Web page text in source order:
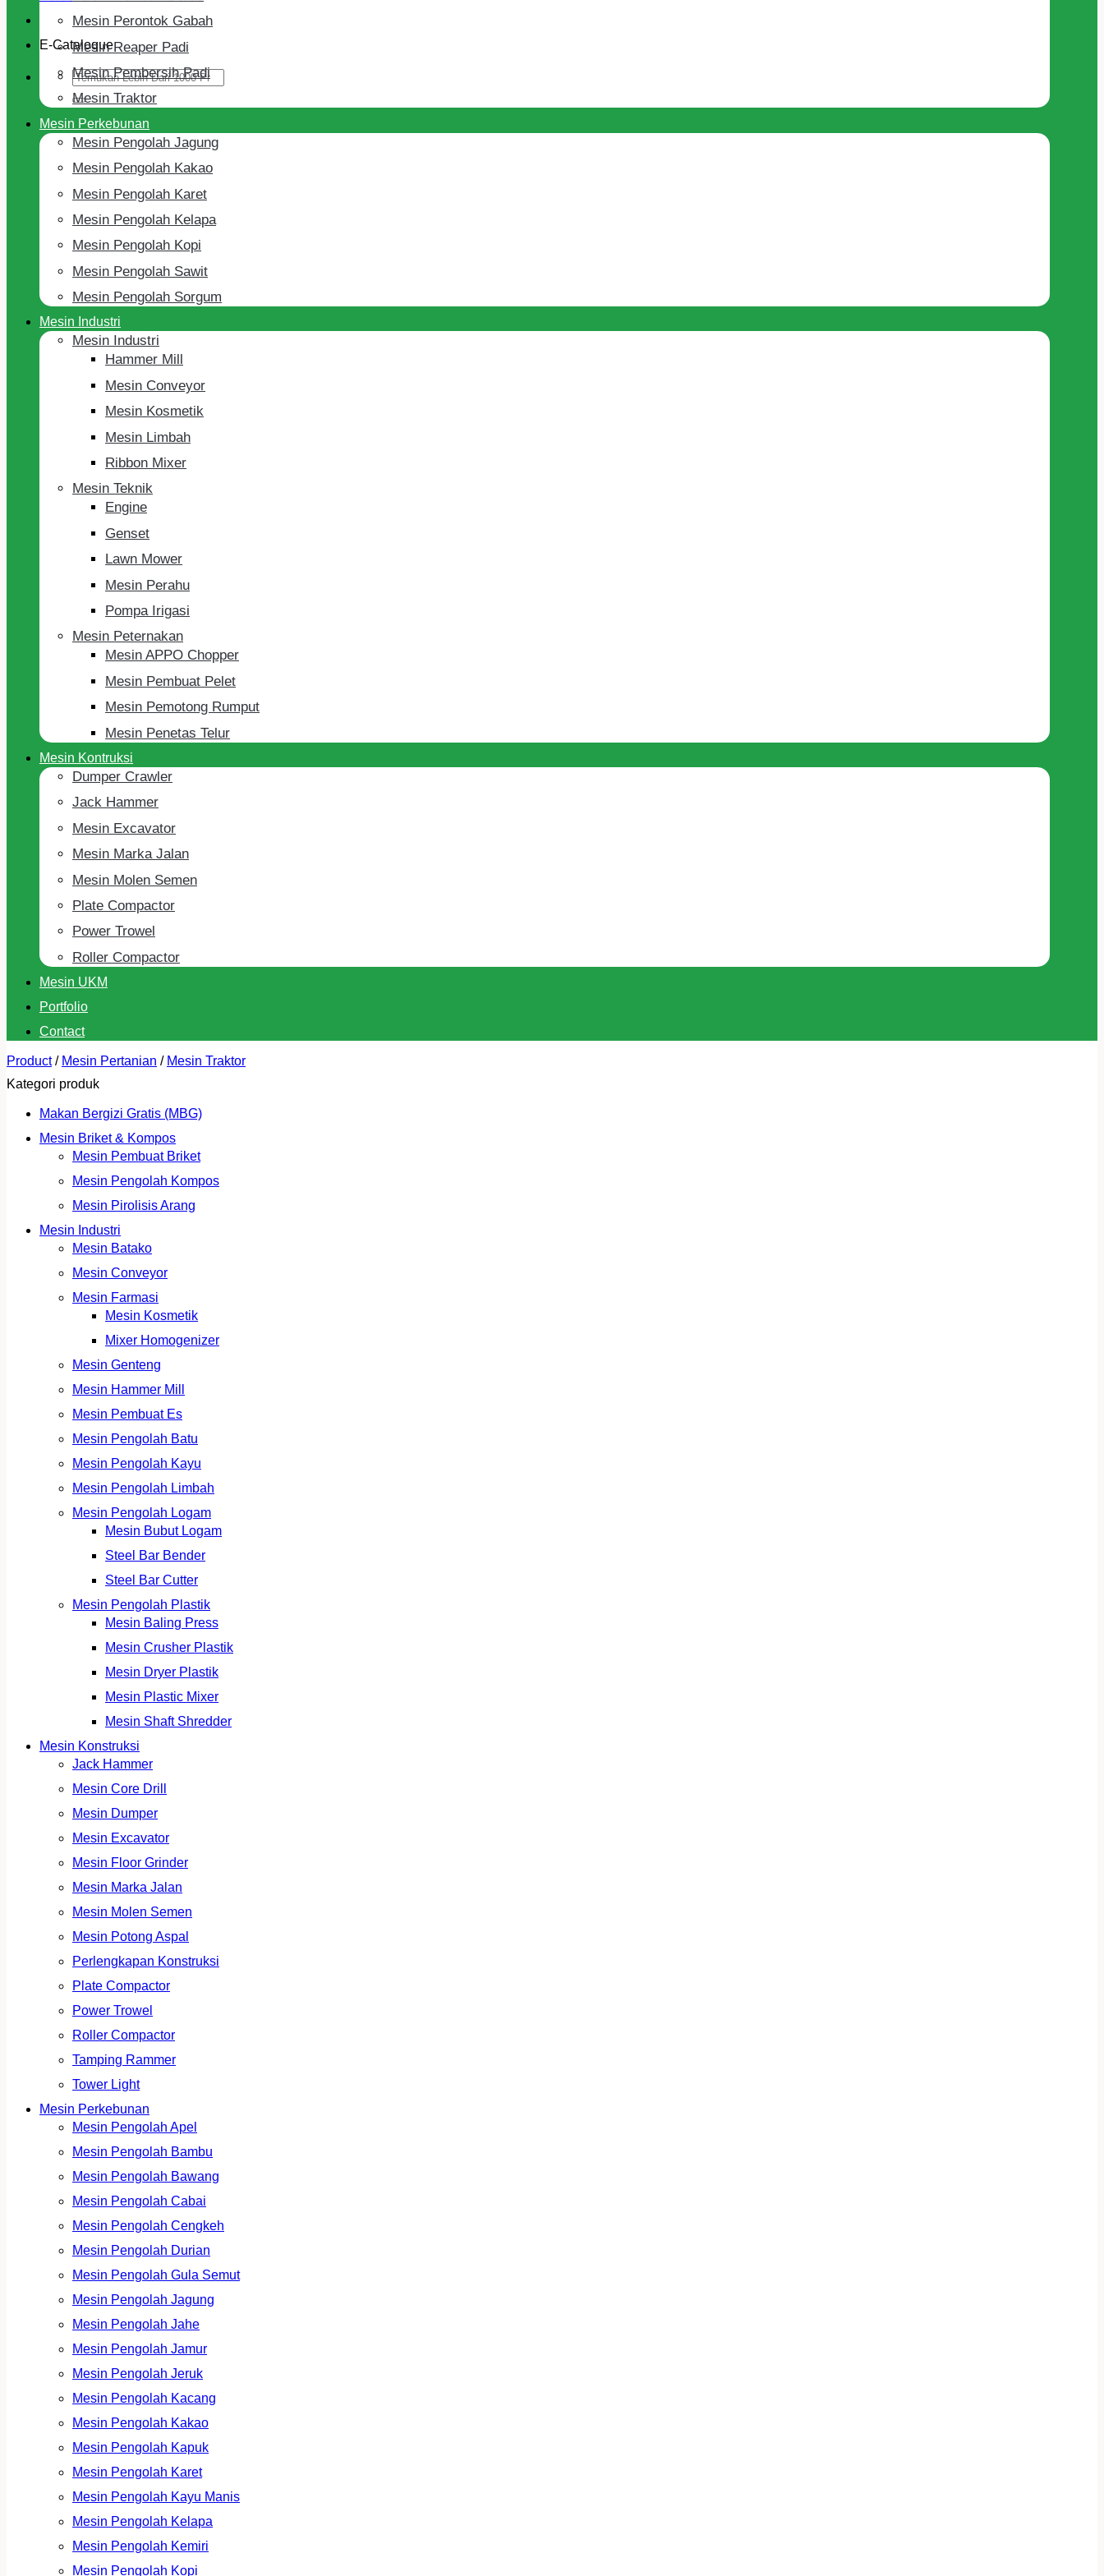
E-Cataloque
Search
for:
Mesin Perontok Gabah
Mesin Reaper Padi
Mesin Pembersih Padi
Mesin Traktor
Mesin Perkebunan
Mesin Pengolah Jagung
Mesin Pengolah Kakao
Mesin Pengolah Karet
Mesin Pengolah Kelapa
Mesin Pengolah Kopi
Mesin Pengolah Sawit
Mesin Pengolah Sorgum
Mesin Industri
Mesin Industri
Hammer Mill
Mesin Conveyor
Mesin Kosmetik
Mesin Limbah
Ribbon Mixer
Mesin Teknik
Engine
Genset
Lawn Mower
Mesin Perahu
Pompa Irigasi
Mesin Peternakan
Mesin APPO Chopper
Mesin Pembuat Pelet
Mesin Pemotong Rumput
Mesin Penetas Telur
Mesin Kontruksi
Dumper Crawler
Jack Hammer
Mesin Excavator
Mesin Marka Jalan
Mesin Molen Semen
Plate Compactor
Power Trowel
Roller Compactor
Mesin UKM
Portfolio
Contact
Product / Mesin Pertanian / Mesin Traktor
Kategori produk
Makan Bergizi Gratis (MBG)
Mesin Briket & Kompos
Mesin Pembuat Briket
Mesin Pengolah Kompos
Mesin Pirolisis Arang
Mesin Industri
Mesin Batako
Mesin Conveyor
Mesin Farmasi
Mesin Kosmetik
Mixer Homogenizer
Mesin Genteng
Mesin Hammer Mill
Mesin Pembuat Es
Mesin Pengolah Batu
Mesin Pengolah Kayu
Mesin Pengolah Limbah
Mesin Pengolah Logam
Mesin Bubut Logam
Steel Bar Bender
Steel Bar Cutter
Mesin Pengolah Plastik
Mesin Baling Press
Mesin Crusher Plastik
Mesin Dryer Plastik
Mesin Plastic Mixer
Mesin Shaft Shredder
Mesin Konstruksi
Jack Hammer
Mesin Core Drill
Mesin Dumper
Mesin Excavator
Mesin Floor Grinder
Mesin Marka Jalan
Mesin Molen Semen
Mesin Potong Aspal
Perlengkapan Konstruksi
Plate Compactor
Power Trowel
Roller Compactor
Tamping Rammer
Tower Light
Mesin Perkebunan
Mesin Pengolah Apel
Mesin Pengolah Bambu
Mesin Pengolah Bawang
Mesin Pengolah Cabai
Mesin Pengolah Cengkeh
Mesin Pengolah Durian
Mesin Pengolah Gula Semut
Mesin Pengolah Jagung
Mesin Pengolah Jahe
Mesin Pengolah Jamur
Mesin Pengolah Jeruk
Mesin Pengolah Kacang
Mesin Pengolah Kakao
Mesin Pengolah Kapuk
Mesin Pengolah Karet
Mesin Pengolah Kayu Manis
Mesin Pengolah Kelapa
Mesin Pengolah Kemiri
Mesin Pengolah Kopi